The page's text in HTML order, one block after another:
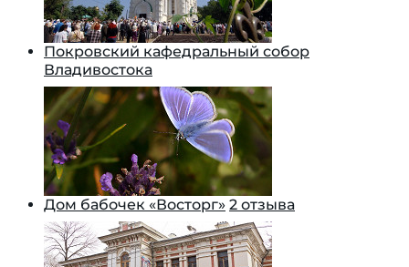
Покровский кафедральный собор
Владивостока
Дом бабочек «Восторг» 2 отзыва